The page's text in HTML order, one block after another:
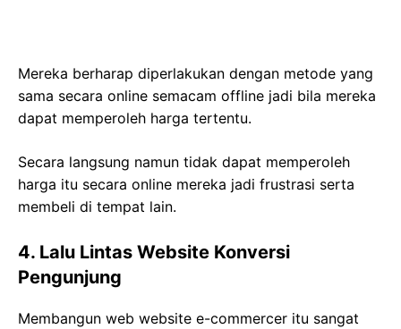
Mereka berharap diperlakukan dengan metode yang
sama secara online semacam offline jadi bila mereka
dapat memperoleh harga tertentu.
Secara langsung namun tidak dapat memperoleh
harga itu secara online mereka jadi frustrasi serta
membeli di tempat lain.
4. Lalu Lintas Website Konversi
Pengunjung
Membangun web website e-commercer itu sangat